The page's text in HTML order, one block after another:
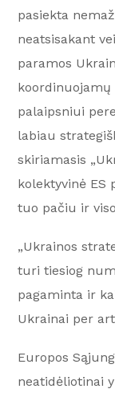
pasiekta
neatsisakant
paramos
koordinuojamų
palaipsniui
labiau
skiriamasis
kolektyvinė ES
tuo pačiu ir
„Ukrainos
turi tiesiog
pagaminta ir
Ukrainai per
Europos
neatidėliotinai